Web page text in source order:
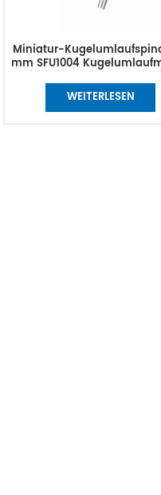
Miniatur-
mm SFU1004
WEITERLESEN